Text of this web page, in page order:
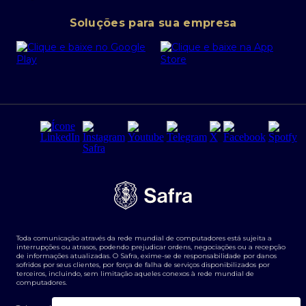
Portal da Privacidade
PRSAC
Regras e Parâmetros de Atuação Banco Safra
Segurança da Informação
Tarifas e serviços Pessoa Física
Transparência de remuneração
Termos e Condições para Portabilidade de Investimento
Cartão Safra Empresas
Empréstimo e financiamentos PJ
Derivativos
Agronegócios
Soluções para sua empresa
Toda comunicação através da rede mundial de computadores está sujeita a
interrupções ou atrasos, podendo prejudicar ordens, negociações ou a recepção
de informações atualizadas. O Safra, exime-se de responsabilidade por danos
sofridos por seus clientes, por força de falha de serviços disponibilizados por
terceiros, incluindo, sem limitação aqueles conexos à rede mundial de
computadores.